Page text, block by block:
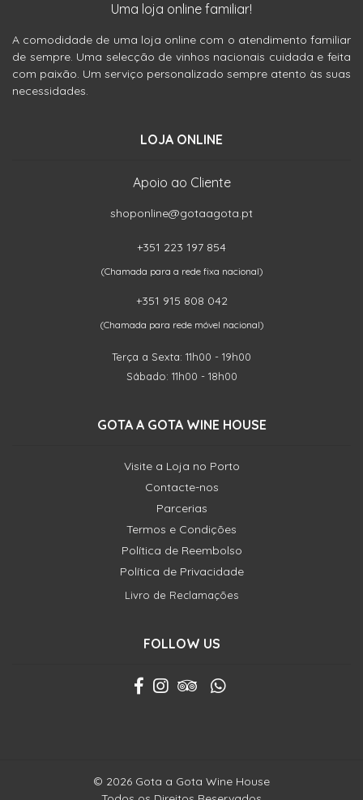
Uma loja online familiar!
A comodidade de uma loja online com o atendimento familiar
de sempre. Uma selecção de vinhos nacionais cuidada e feita
com paixão. Um serviço personalizado sempre atento às suas
necessidades.
LOJA ONLINE
Apoio ao Cliente
shoponline@gotaagota.pt
+351 223 197 854
(Chamada para a rede fixa nacional)
+351 915 808 042
(Chamada para rede móvel nacional)
Terça a Sexta: 11h00 - 19h00
Sábado: 11h00 - 18h00
GOTA A GOTA WINE HOUSE
Visite a Loja no Porto
Contacte-nos
Parcerias
Termos e Condições
Política de Reembolso
Política de Privacidade
Livro de Reclamações
FOLLOW US
© 2026 Gota a Gota Wine House